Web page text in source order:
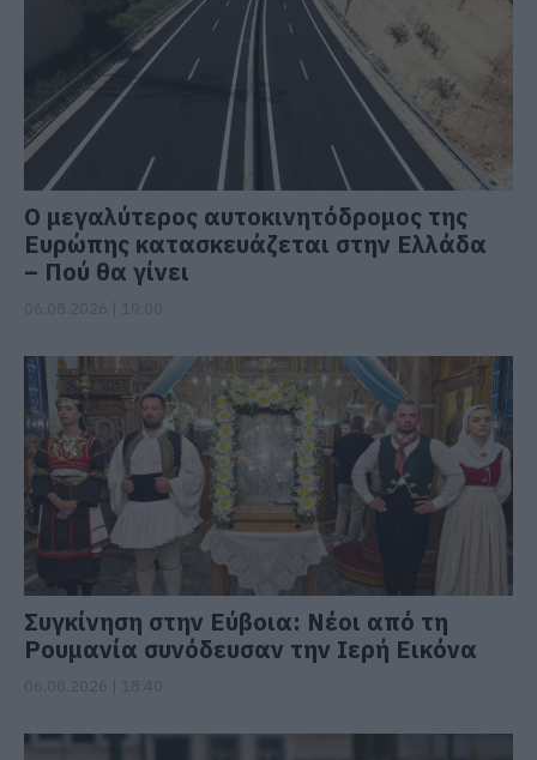
Ο μεγαλύτερος αυτοκινητόδρομος της
Ευρώπης κατασκευάζεται στην Ελλάδα
– Πού θα γίνει
Συγκίνηση στην Εύβοια: Νέοι από τη
Ρουμανία συνόδευσαν την Ιερή Εικόνα